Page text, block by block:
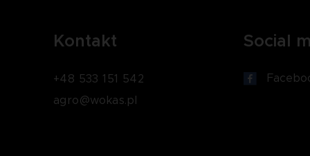
Kontakt
+48 533 151 542
agro@wokas.pl
Social